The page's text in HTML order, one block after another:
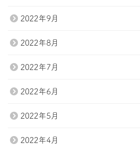
2022年9月
2022年8月
2022年7月
2022年6月
2022年5月
2022年4月